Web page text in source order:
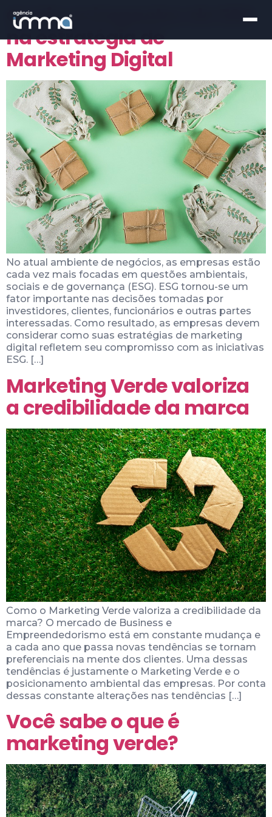
Quais os impactos do ESG
na estratégia de
Marketing Digital
No atual ambiente de negócios, as empresas estão
cada vez mais focadas em questões ambientais,
sociais e de governança (ESG). ESG tornou-se um
fator importante nas decisões tomadas por
investidores, clientes, funcionários e outras partes
interessadas. Como resultado, as empresas devem
considerar como suas estratégias de marketing
digital refletem seu compromisso com as iniciativas
ESG. […]
Marketing Verde valoriza
a credibilidade da marca
Como o Marketing Verde valoriza a credibilidade da
marca? O mercado de Business e
Empreendedorismo está em constante mudança e
a cada ano que passa novas tendências se tornam
preferenciais na mente dos clientes. Uma dessas
tendências é justamente o Marketing Verde e o
posicionamento ambiental das empresas. Por conta
dessas constante alterações nas tendências […]
Você sabe o que é
marketing verde?